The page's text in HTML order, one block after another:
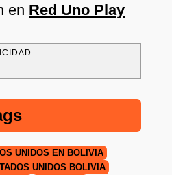
en Red Uno Play
UNIDOS EN BOLIVIA
UNIDOS BOLIVIA